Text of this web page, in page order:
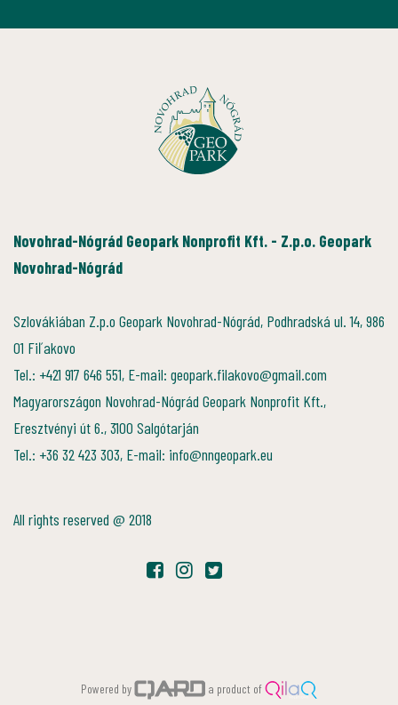
Novohrad-Nógrád Geopark Nonprofit Kft. - Z.p.o. Geopark
Novohrad-Nógrád
Szlovákiában Z.p.o Geopark Novohrad-Nógrád, Podhradská ul. 14, 986
01 Fiľakovo
Tel.: +421 917 646 551, E-mail: geopark.filakovo@gmail.com
Magyarországon Novohrad-Nógrád Geopark Nonprofit Kft.,
Eresztvényi út 6., 3100 Salgótarján
Tel.: +36 32 423 303, E-mail: info@nngeopark.eu
All rights reserved @ 2018
Powered by a product of